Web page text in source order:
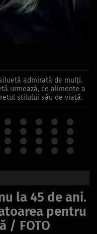
admirată de mulți.
urmează, ce alimente a
stilului său de viață.
la 45 de ani.
pentru
/ FOTO